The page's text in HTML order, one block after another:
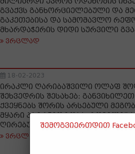
გვაქვს განხორციელებული და
გაკეთებისა და სამომავლო
მხარდაჭერის დიდი სურვილი
ვრცლად
18-02-2023
ირაკლი ღარიბაშვილი ოლაფ
შეხვედრის შესახებ: განვიხილეთ
ქვეყნებს შორის არსებული
მყარი პარტნიორობა, რომელიც
ღირებულებებს ეფუძნება
ვრცლად
შემოგვიერთდით